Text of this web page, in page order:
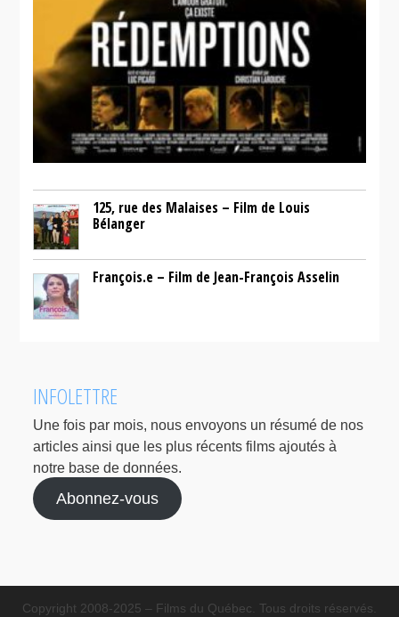
125, rue des Malaises – Film de Louis
Bélanger
François.e – Film de Jean-François Asselin
INFOLETTRE
Une fois par mois, nous envoyons un résumé de nos
articles ainsi que les plus récents films ajoutés à
notre base de données.
Abonnez-vous
Copyright 2008-2025 – Films du Québec. Tous droits réservés.